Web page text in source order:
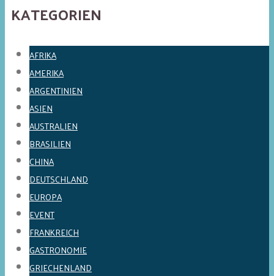
KATEGORIEN
AFRIKA
AMERIKA
ARGENTINIEN
ASIEN
AUSTRALIEN
BRASILIEN
CHINA
DEUTSCHLAND
EUROPA
EVENT
FRANKREICH
GASTRONOMIE
GRIECHENLAND